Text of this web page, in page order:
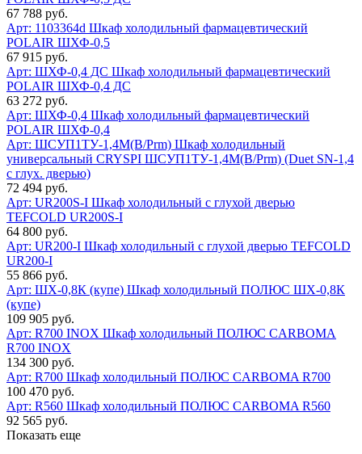
67 788 руб.
Арт: 1103364d Шкаф холодильный фармацевтический
POLAIR ШХФ-0,5
67 915 руб.
Арт: ШХФ-0,4 ДС Шкаф холодильный фармацевтический
POLAIR ШХФ-0,4 ДС
63 272 руб.
Арт: ШХФ-0,4 Шкаф холодильный фармацевтический
POLAIR ШХФ-0,4
Арт: ШСУП1ТУ-1,4М(В/Prm) Шкаф холодильный
универсальный CRYSPI ШСУП1ТУ-1,4М(В/Prm) (Duet SN-1,4
с глух. дверью)
72 494 руб.
Арт: UR200S-I Шкаф холодильный с глухой дверью
TEFCOLD UR200S-I
64 800 руб.
Арт: UR200-I Шкаф холодильный с глухой дверью TEFCOLD
UR200-I
55 866 руб.
Арт: ШХ-0,8К (купе) Шкаф холодильный ПОЛЮС ШХ-0,8К
(купе)
109 905 руб.
Арт: R700 INOX Шкаф холодильный ПОЛЮС СARBOMA
R700 INOX
134 300 руб.
Арт: R700 Шкаф холодильный ПОЛЮС СARBOMA R700
100 470 руб.
Арт: R560 Шкаф холодильный ПОЛЮС СARBOMA R560
92 565 руб.
Показать еще